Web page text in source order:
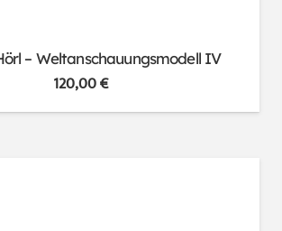
– Weltanschauungsmodell IV
120,00€